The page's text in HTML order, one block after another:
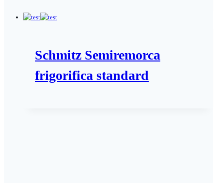
Schmitz Semiremorca
frigorifica standard